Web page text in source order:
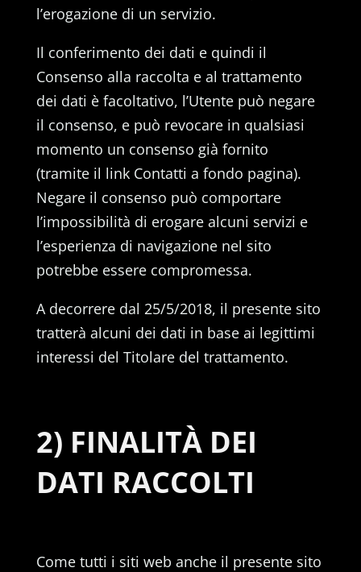
l’erogazione di un servizio.
Il conferimento dei dati e quindi il
Consenso alla raccolta e al trattamento
dei dati è facoltativo, l’Utente può negare
il consenso, e può revocare in qualsiasi
momento un consenso già fornito
(tramite il link Contatti a fondo pagina).
Negare il consenso può comportare
l’impossibilità di erogare alcuni servizi e
l’esperienza di navigazione nel sito
potrebbe essere compromessa.
A decorrere dal 25/5/2018, il presente sito
tratterà alcuni dei dati in base ai legittimi
interessi del Titolare del trattamento.
2) FINALITÀ DEI
DATI RACCOLTI
Come tutti i siti web anche il presente sito